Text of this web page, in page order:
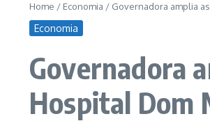
Home / Economia / Governadora amplia
Economia
Governadora
Hospital Dom